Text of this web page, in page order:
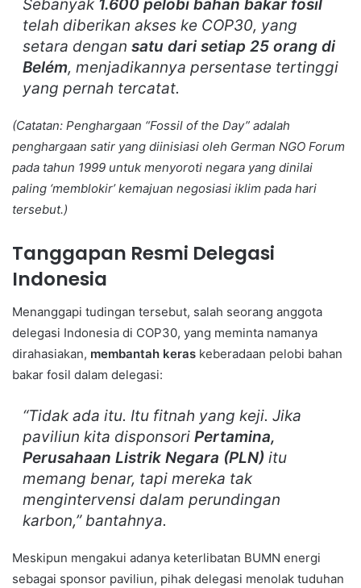
Sebanyak 1.600 pelobi bahan bakar fosil
telah diberikan akses ke COP30, yang
setara dengan satu dari setiap 25 orang di
Belém, menjadikannya persentase tertinggi
yang pernah tercatat.
(Catatan: Penghargaan “Fossil of the Day” adalah
penghargaan satir yang diinisiasi oleh German NGO Forum
pada tahun 1999 untuk menyoroti negara yang dinilai
paling ‘memblokir’ kemajuan negosiasi iklim pada hari
tersebut.)
Tanggapan Resmi Delegasi
Indonesia
Menanggapi tudingan tersebut, salah seorang anggota
delegasi Indonesia di COP30, yang meminta namanya
dirahasiakan, membantah keras keberadaan pelobi bahan
bakar fosil dalam delegasi:
“Tidak ada itu. Itu fitnah yang keji. Jika
paviliun kita disponsori Pertamina,
Perusahaan Listrik Negara (PLN) itu
memang benar, tapi mereka tak
mengintervensi dalam perundingan
karbon,” bantahnya.
Meskipun mengakui adanya keterlibatan BUMN energi
sebagai sponsor paviliun, pihak delegasi menolak tuduhan